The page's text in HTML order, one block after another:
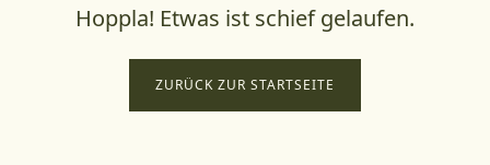
Hoppla! Etwas ist schief gelaufen.
ZURÜCK ZUR STARTSEITE